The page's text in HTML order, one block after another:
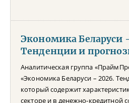
Экономика Беларуси
Тенденции и
Аналитическая группа
«Экономика Беларуси – 2026.
который содержит
секторе и в денежно-кредитной